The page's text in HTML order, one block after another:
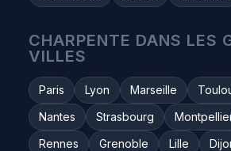
CHARPENTE DANS LES
VILLES
Paris Lyon Marseille
Nantes
Strasbourg
Rennes
Grenoble Lille